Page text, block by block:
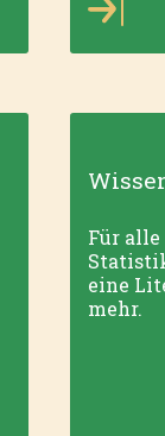
Für
eine
mehr.